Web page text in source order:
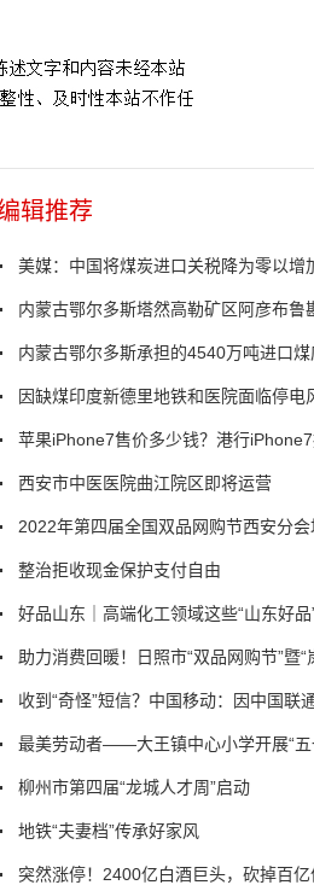
辑推荐
美媒：中国将煤炭进口关税降为零以增
内蒙古鄂尔多斯塔然高勒矿区阿彦布鲁
内蒙古鄂尔多斯承担的4540万吨进口
因缺煤印度新德里地铁和医院面临停电
苹果iPhone7售价多少钱？港行iPhone7
西安市中医医院曲江院区即将运营
2022年第四届全国双品网购节西安分会
整治拒收现金保护支付自由
好品山东｜高端化工领域这些“山东好
助力消费回暖！日照市“双品网购节”暨“
收到“奇怪”短信？中国移动：因中国联
最美劳动者——大王镇中心小学开展“五
柳州市第四届“龙城人才周”启动
地铁“夫妻档”传承好家风
突然涨停！2400亿白酒巨头，砍掉百